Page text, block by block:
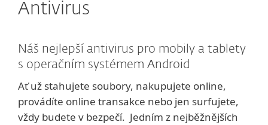
Antivirus
Náš nejlepší antivirus pro mobily a tablety
s operačním systémem Android
Ať už stahujete soubory, nakupujete online,
provádíte online transakce nebo jen surfujete,
vždy budete v bezpečí. Jedním z nejběžnějších